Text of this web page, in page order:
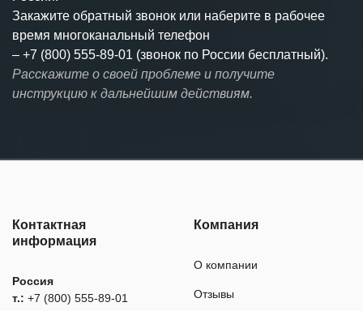
Закажите обратный звонок или наберите в рабочее
время многоканальный телефон
– +7 (800) 555-89-01 (звонок по России бесплатный).
Расскажите о своей проблеме и получите
инструкцию к дальнейшим действиям.
Контактная
информация
Россия
т.: +7 (800) 555-89-01
Компания
О компании
Отзывы